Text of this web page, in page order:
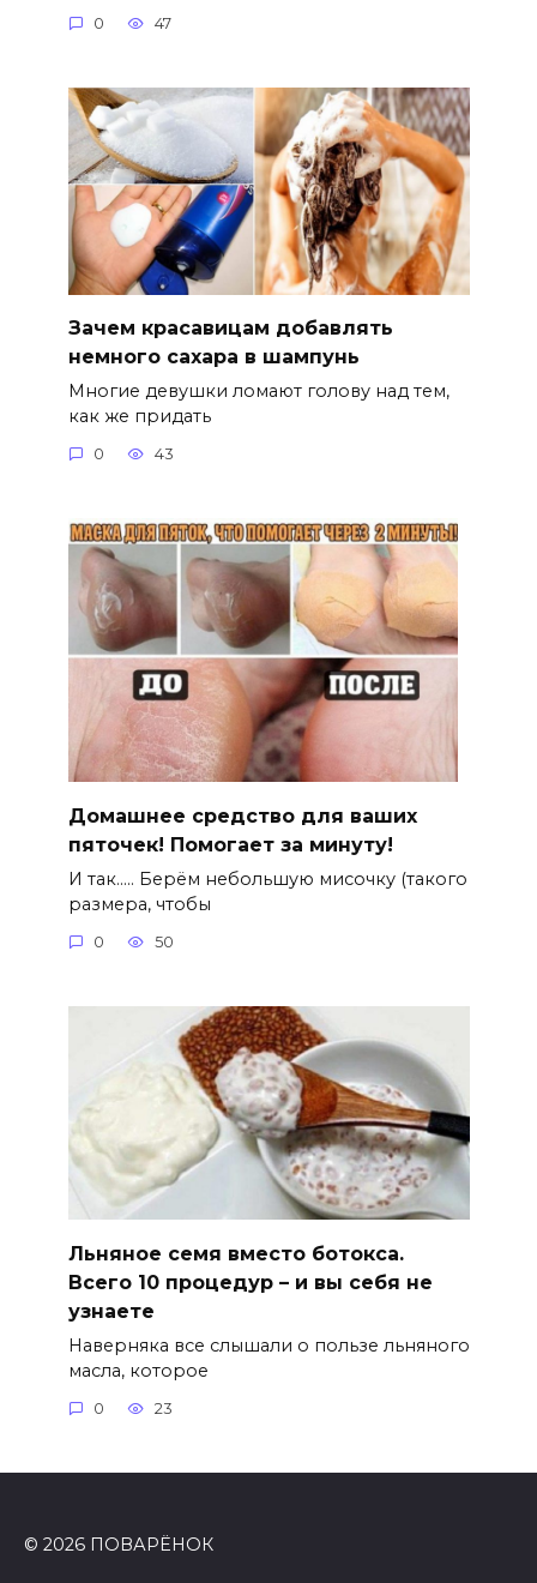
0 47
Зачем красавицам добавлять
немного сахара в шампунь
Многие девушки ломают голову над тем,
как же придать
0 43
Домашнее средство для ваших
пяточек! Помогает за минуту!
И так….. Берём небольшую мисочку (такого
размера, чтобы
0 50
Льняное семя вместо ботокса.
Всего 10 процедур – и вы себя не
узнаете
Наверняка все слышали о пользе льняного
масла, которое
0 23
© 2026 ПОВАРЁНОК